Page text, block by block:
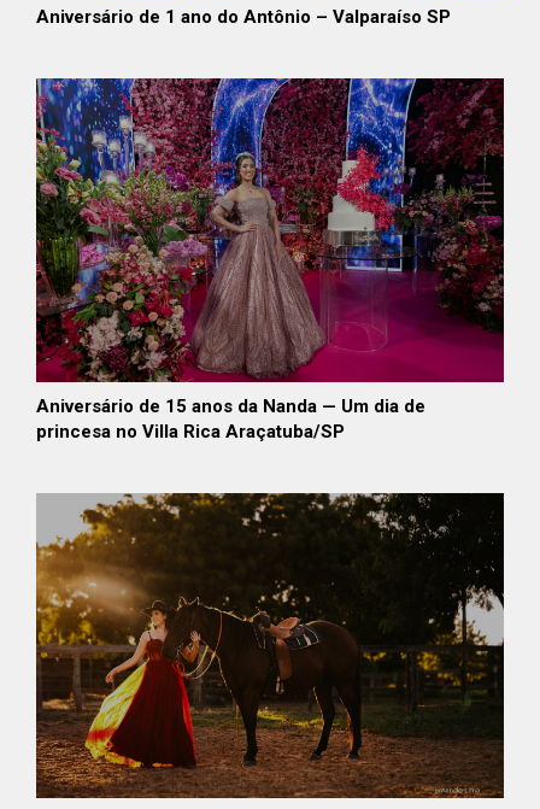
Aniversário de 1 ano do Antônio – Valparaíso SP
Aniversário de 15 anos da Nanda — Um dia de
princesa no Villa Rica Araçatuba/SP